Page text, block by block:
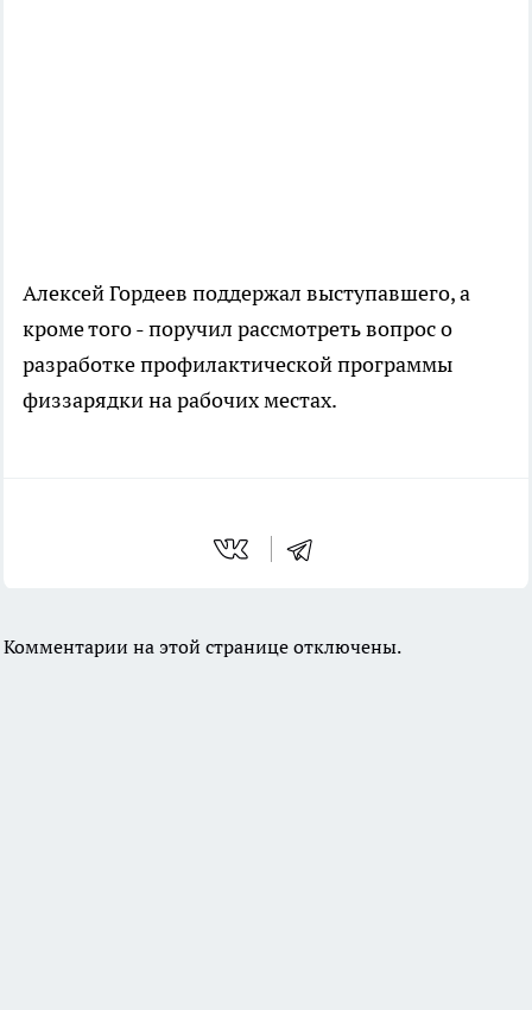
Алексей Гордеев поддержал выступавшего, а
кроме того - поручил рассмотреть вопрос о
разработке профилактической программы
физзарядки на рабочих местах.
Комментарии на этой странице отключены.